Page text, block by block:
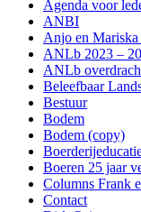
Agenda voor
ANBI
Anjo en
ANLb 2023 –
ANLb
Beleefbaar
Bestuur
Bodem
Bodem (copy)
Boeren 25 jaar
Columns Frank
Contact